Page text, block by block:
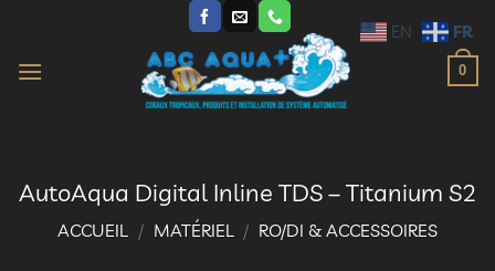
contenu
0
AutoAqua Digital Inline TDS – Titanium S2
ACCUEIL / MATÉRIEL / RO/DI & ACCESSOIRES
EN FR